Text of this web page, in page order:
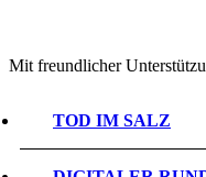
Mit freundlicher
TOD IM SALZ